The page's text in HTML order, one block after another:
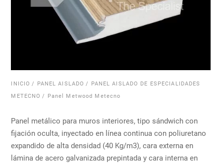
INICIO / PANEL AISLADO /
PANEL AISLADO DE ESPECIALIDADES
METECNO / Panel Metwood Metecno
Panel metálico para muros interiores, tipo sándwich con
fijación oculta, inyectado en línea continua con poliuretano
expandido de alta densidad (40 Kg/m3), cara externa en
lámina de acero galvanizada prepintada y cara interna en